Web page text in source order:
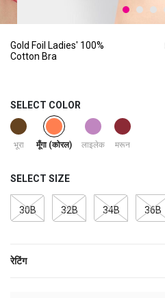
Gold Foil Ladies' 100%
Cotton Bra
SELECT COLOR
भूरा
selected
मूँगा (कोरल) लाइलेक मरून
SELECT SIZE
30B 32B 34B 36B
रेटिंग